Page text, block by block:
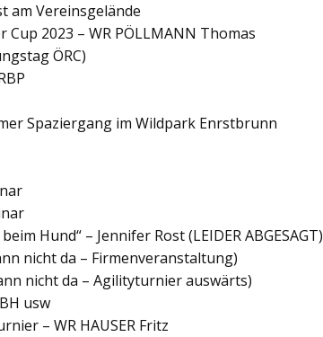
am Vereinsgelände
Cup 2023 – WR PÖLLMANN Thomas
ÖRC)
Spaziergang im Wildpark Enrstbrunn
Hund“ – Jennifer Rost (LEIDER ABGESAGT)
nicht da – Firmenveranstaltung)
nicht da – Agilityturnier auswärts)
usw
– WR HAUSER Fritz